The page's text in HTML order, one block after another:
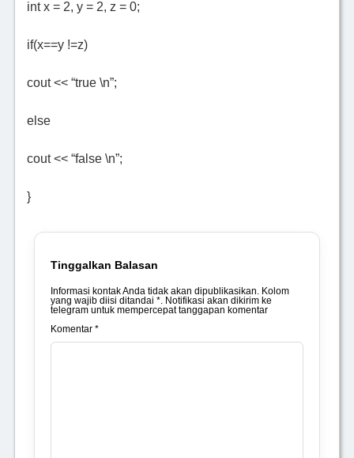
int x = 2, y = 2, z = 0;
if(x==y !=z)
cout << “true \n”;
else
cout << “false \n”;
}
Tinggalkan Balasan
Informasi kontak Anda tidak akan dipublikasikan. Kolom
yang wajib diisi ditandai *. Notifikasi akan dikirim ke
telegram untuk mempercepat tanggapan komentar
Komentar *